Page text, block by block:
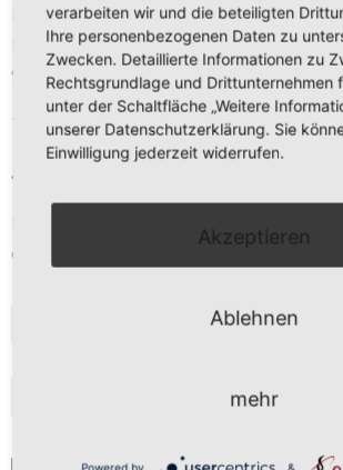
Daniel Kreis
Kirchberg 11
97273 Kürnach
Tel. 09367 – 9889 473
anfrage@freier-kuechenplaner.de
oder nach Vereinbarung
NEWSLETTERANMELDUNG
verarbeiten wir und die beteiligten
Ihre personenbezogenen Daten zu
Zwecken. Detaillierte Informationen zu
Rechtsgrundlage und Drittunternehmen
unter der Schaltfläche „Weitere
unserer Datenschutzerklärung. Sie
Einwilligung jederzeit widerrufen.
Akzeptieren
Ablehnen
mehr
Powered by &